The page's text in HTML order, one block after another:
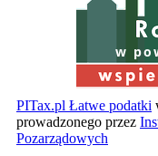
w
PITax.pl Łatwe podatki
prowadzonego przez
Pozarządowych